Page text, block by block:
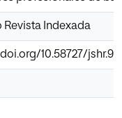
Revista Indexada
10.58727/